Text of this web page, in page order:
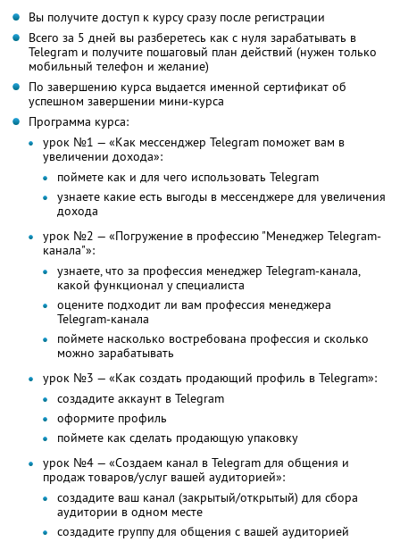
Вы получите доступ к курсу сразу после регистрации
Всего за 5 дней вы разберетесь как с нуля зарабатывать в
Telegram и получите пошаговый план действий (нужен только
мобильный телефон и желание)
По завершению курса выдается именной сертификат об
успешном завершении мини-курса
Программа курса:
урок №1 — «Как мессенджер Telegram поможет вам в
увеличении дохода»:
поймете как и для чего использовать Telegram
узнаете какие есть выгоды в мессенджере для увеличения
дохода
урок №2 — «Погружение в профессию "Менеджер Telegram-
канала"»:
узнаете, что за профессия менеджер Telegram-канала,
какой функционал у специалиста
оцените подходит ли вам профессия менеджера
Telegram-канала
поймете насколько востребована профессия и сколько
можно зарабатывать
урок №3 — «Как создать продающий профиль в Telegram»:
создадите аккаунт в Telegram
оформите профиль
поймете как сделать продающую упаковку
урок №4 — «Создаем канал в Telegram для общения и
продаж товаров/услуг вашей аудиторией»:
создадите ваш канал (закрытый/открытый) для сбора
аудитории в одном месте
создадите группу для общения с вашей аудиторией